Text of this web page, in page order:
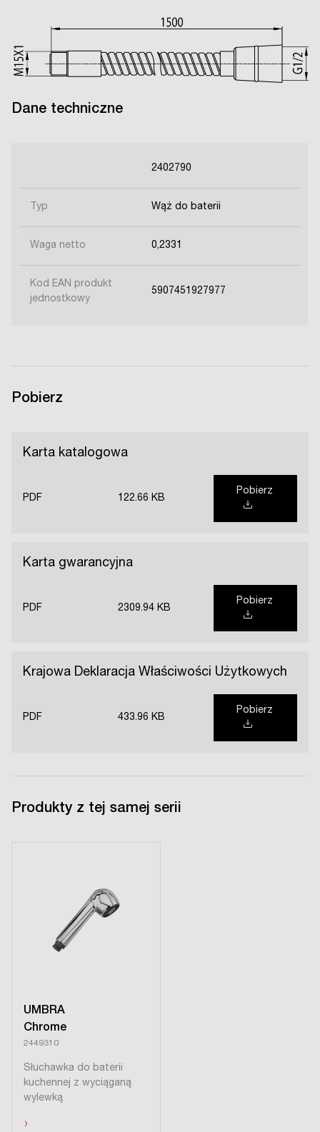
Dane techniczne
2402790
Typ Wąż do baterii
Waga netto 0,2331
Kod EAN produkt
jednostkowy
5907451927977
Pobierz
Karta katalogowa
PDF 122.66 KB
Pobierz
Karta gwarancyjna
PDF 2309.94 KB
Pobierz
Krajowa Deklaracja Właściwości Użytkowych
PDF 433.96 KB
Pobierz
Produkty z tej samej serii
UMBRA
Chrome
2449310
Słuchawka do baterii
kuchennej z wyciąganą
wylewką
›